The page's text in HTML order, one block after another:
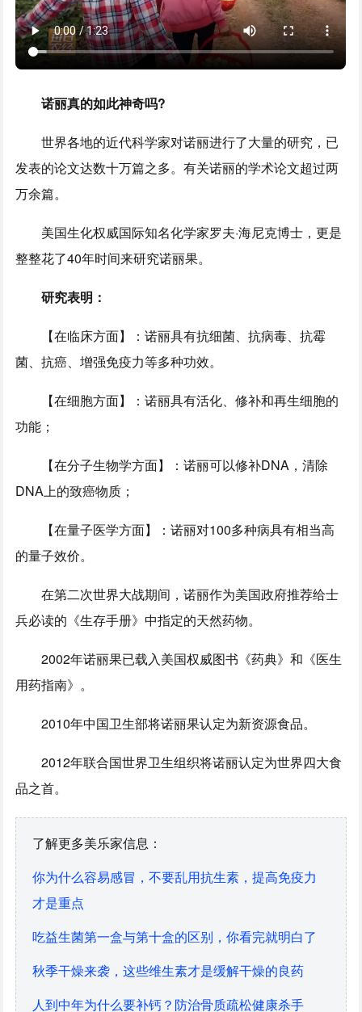
诺丽真的如此神奇吗?
世界各地的近代科学家对诺丽进行了大量的研究，已
发表的论文达数十万篇之多。有关诺丽的学术论文超过两
万余篇。
美国生化权威国际知名化学家罗夫·海尼克博士，更是
整整花了40年时间来研究诺丽果。
研究表明：
【在临床方面】：诺丽具有抗细菌、抗病毒、抗霉
菌、抗癌、增强免疫力等多种功效。
【在细胞方面】：诺丽具有活化、修补和再生细胞的
功能；
【在分子生物学方面】：诺丽可以修补DNA，清除
DNA上的致癌物质；
【在量子医学方面】：诺丽对100多种病具有相当高
的量子效价。
在第二次世界大战期间，诺丽作为美国政府推荐给士
兵必读的《生存手册》中指定的天然药物。
2002年诺丽果已载入美国权威图书《药典》和《医生
用药指南》。
2010年中国卫生部将诺丽果认定为新资源食品。
2012年联合国世界卫生组织将诺丽认定为世界四大食
品之首。
了解更多美乐家信息：
你为什么容易感冒，不要乱用抗生素，提高免疫力
才是重点
吃益生菌第一盒与第十盒的区别，你看完就明白了
秋季干燥来袭，这些维生素才是缓解干燥的良药
人到中年为什么要补钙？防治骨质疏松健康杀手